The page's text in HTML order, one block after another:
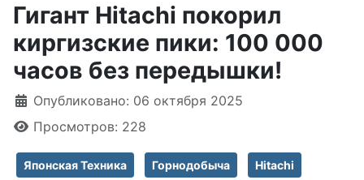
Гигант Hitachi покорил
киргизские пики: 100 000
часов без передышки!
Информация о материале
Опубликовано: 06 октября 2025
Просмотров: 228
Японская Техника Горнодобыча Hitachi